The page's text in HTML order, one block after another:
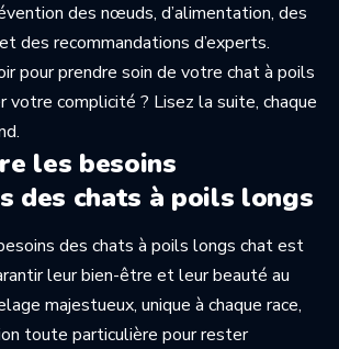
des nœuds, d’alimentation, des
des recommandations d’experts.
pour prendre soin de votre chat à poils
votre complicité ? Lisez la suite, chaque
les besoins
des chats à poils longs
des chats à poils longs chat est
leur bien-être et leur beauté au
majestueux, unique à chaque race,
toute particulière pour rester